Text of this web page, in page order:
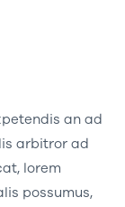
an ad
arbitror ad
lorem
possumus,